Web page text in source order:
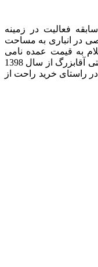
با بیش از 20 سال سابقه فعالیت در زمینه
در انباری به مساحت
به قیمت عمده نامی
آشنا در این عرصه میباشد. فروشگاه اینترنتی آقابزرگ از سال 1398
راستای خرید راحت از